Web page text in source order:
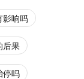
影响吗
后果
停吗